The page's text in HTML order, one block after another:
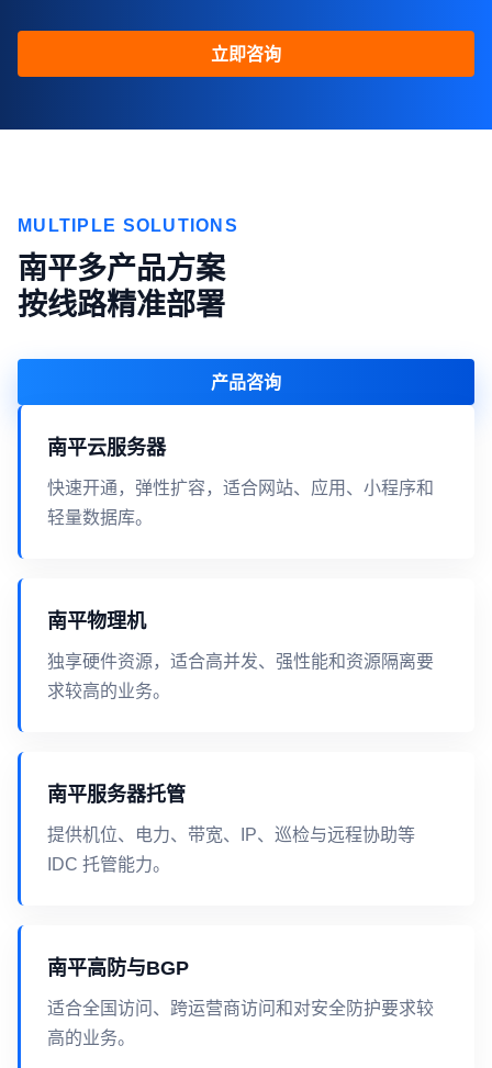
立即咨询
MULTIPLE SOLUTIONS
南平多产品方案
按线路精准部署
产品咨询
南平云服务器
快速开通，弹性扩容，适合网站、应用、小程序和
轻量数据库。
南平物理机
独享硬件资源，适合高并发、强性能和资源隔离要
求较高的业务。
南平服务器托管
提供机位、电力、带宽、IP、巡检与远程协助等
IDC 托管能力。
南平高防与BGP
适合全国访问、跨运营商访问和对安全防护要求较
高的业务。